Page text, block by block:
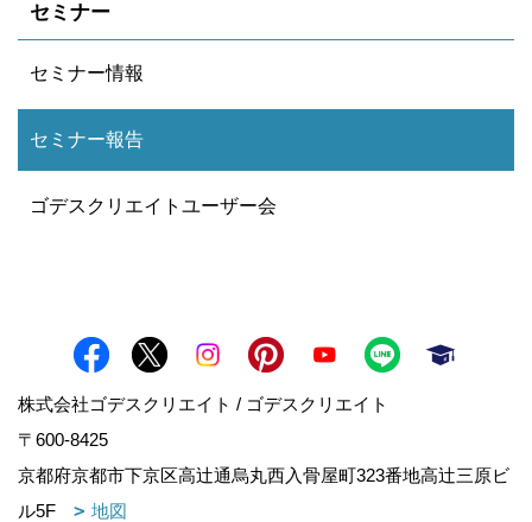
セミナー
セミナー情報
セミナー報告
ゴデスクリエイトユーザー会
株式会社ゴデスクリエイト / ゴデスクリエイト
〒600-8425
京都府京都市下京区高辻通烏丸西入骨屋町323番地高辻三原ビ
ル5F
地図